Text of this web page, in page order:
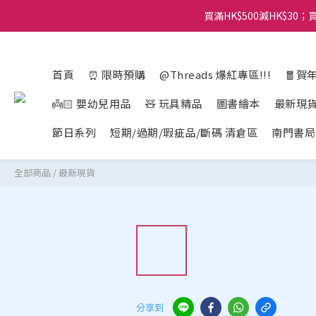
買滿HK$500減HK$30；
首頁 ⏰ 限時預購 @Threads 爆紅專區!!!
🧧賀
👼🏻 嬰幼兒用品
🧸 玩具精品 圖書繪本
最新現
節日系列
短期/過期/瑕疵品/斷碼 清倉區 南門書
全部商品 /最新現貨
分享到